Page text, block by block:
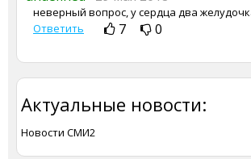
неверный вопрос, у сердца два
Ответить
7 0
Актуальные новости:
Новости СМИ2